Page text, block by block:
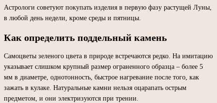
Астрологи советуют покупать изделия в первую фазу растущей Луны,
в любой день недели, кроме среды и пятницы.
Как определить поддельный камень
Самоцветы зеленого цвета в природе встречаются редко. На имитацию
указывает слишком крупный размер ограненного образца – более 5
мм в диаметре, однотонность, быстрое нагревание после того, как
зажать в кулаке. Натуральные камни нельзя оцарапать острым
предметом, и они электризуются при трении.